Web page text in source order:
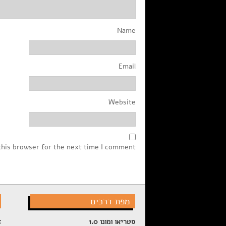
Name
Email
Website
browser for the next time I comment.
מפת דרכים
סטריאו ומונו 1.0